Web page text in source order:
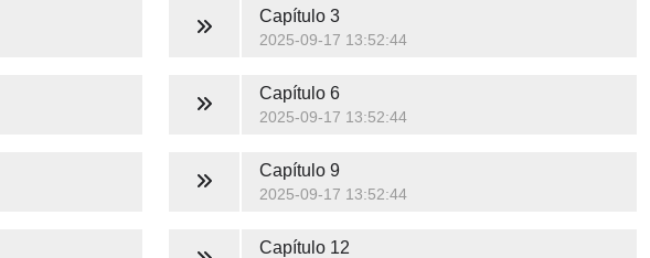
Capítulo 3
2025-09-17 13:52:44
Capítulo 6
2025-09-17 13:52:44
Capítulo 9
2025-09-17 13:52:44
Capítulo 12